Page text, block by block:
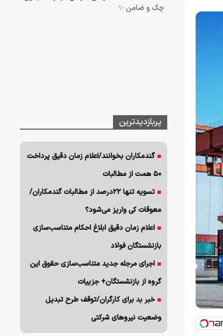
چک و ضامن ✨
پربازدیدترین
گندمکاران بخوانند/اعلام زمان دقیق پرداخت
۵۰ همت از مطالبات
تسویه تنها ۲۲درصد از مطالبات گندمکاران/
معوقات کی واریز می‌شود؟
اعلام زمان دقیق ابلاغ احکام متناسب‌سازی
بازنشستگان فولاد
اجرای مرجله جدید متناسب‌سازی حقوق این
گروه از بازنشستگان+ جزییات
خبر بد برای کارگران/توقف طرح تبدیل
وضعیت نیروهای شرکتی